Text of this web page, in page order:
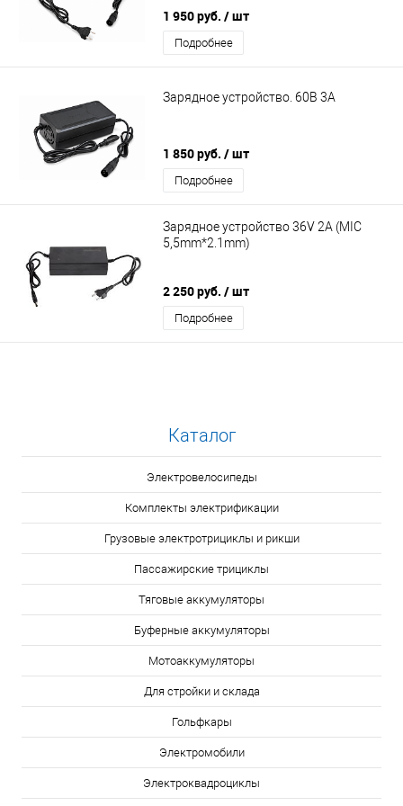
1 950 руб. / шт
Подробнее
Зарядное устройство. 60В 3А
1 850 руб. / шт
Подробнее
Зарядное устройство 36V 2A (MIC
5,5mm*2.1mm)
2 250 руб. / шт
Подробнее
Каталог
Электровелосипеды
Комплекты электрификации
Грузовые электротрициклы и рикши
Пассажирские трициклы
Тяговые аккумуляторы
Буферные аккумуляторы
Мотоаккумуляторы
Для стройки и склада
Гольфкары
Электромобили
Электроквадроциклы